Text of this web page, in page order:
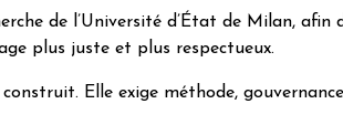
de l’Université d’État de Milan,
plus juste et plus respectueux.
Elle exige méthode,